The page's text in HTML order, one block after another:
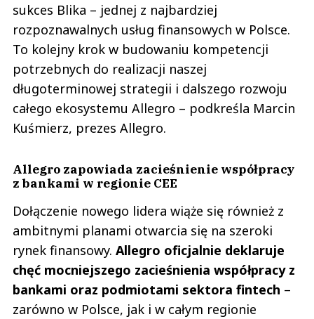
sukces Blika – jednej z najbardziej
rozpoznawalnych usług finansowych w Polsce.
To kolejny krok w budowaniu kompetencji
potrzebnych do realizacji naszej
długoterminowej strategii i dalszego rozwoju
całego ekosystemu Allegro – podkreśla Marcin
Kuśmierz, prezes Allegro.
Allegro zapowiada zacieśnienie współpracy
z bankami w regionie CEE
Dołączenie nowego lidera wiąże się również z
ambitnymi planami otwarcia się na szeroki
rynek finansowy. Allegro oficjalnie deklaruje
chęć mocniejszego zacieśnienia współpracy z
bankami oraz podmiotami sektora fintech –
zarówno w Polsce, jak i w całym regionie